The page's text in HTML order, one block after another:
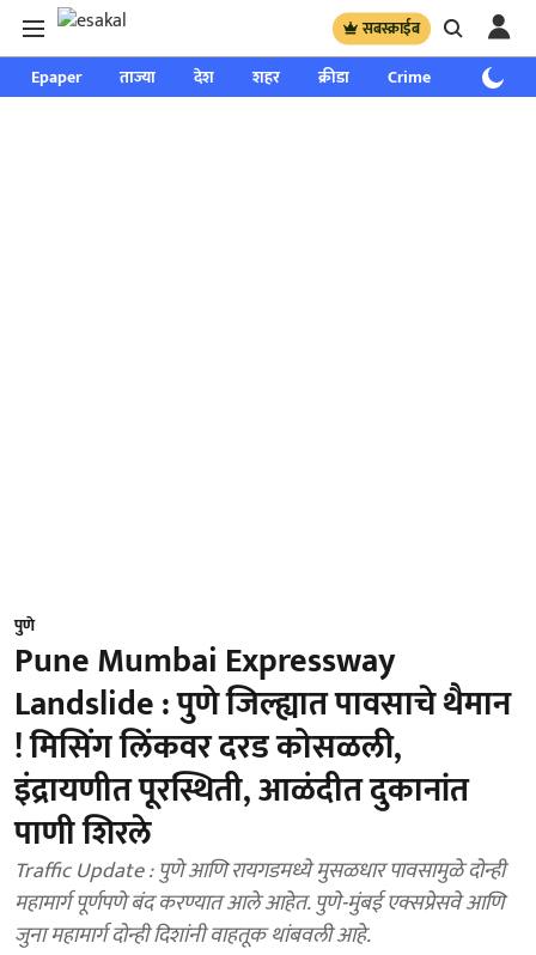
सबस्क्राईब
Epaper ताज्या देश शहर क्रीडा Crime साप्ताहिक
पुणे
Pune Mumbai Expressway
Landslide : पुणे जिल्ह्यात पावसाचे थैमान
! मिसिंग लिंकवर दरड कोसळली,
इंद्रायणीत पूरस्थिती, आळंदीत दुकानांत
पाणी शिरले
Traffic Update : पुणे आणि रायगडमध्ये मुसळधार पावसामुळे दोन्ही
महामार्ग पूर्णपणे बंद करण्यात आले आहेत. पुणे-मुंबई एक्सप्रेसवे आणि
जुना महामार्ग दोन्ही दिशांनी वाहतूक थांबवली आहे.